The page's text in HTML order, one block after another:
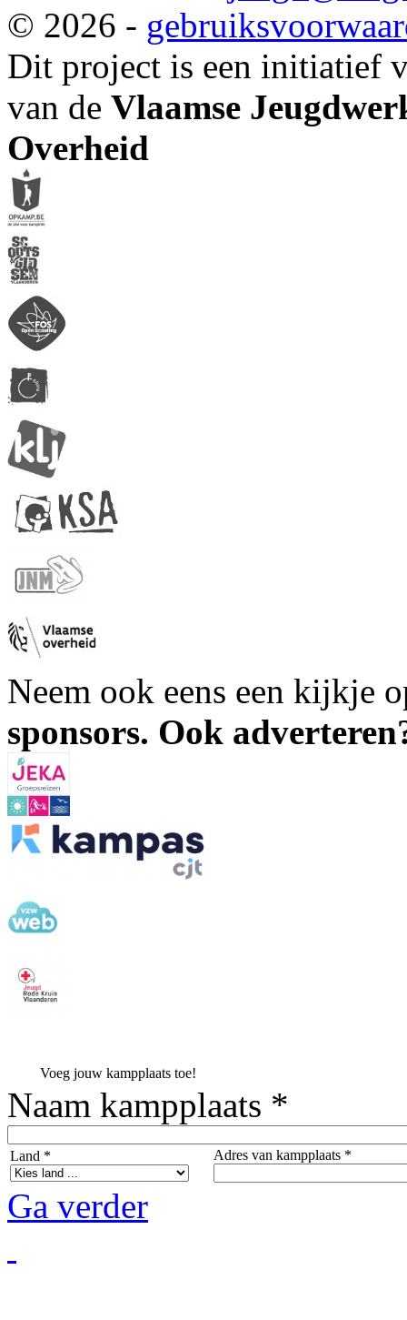
© 2026 -
Dit project is een initiatief
van de Vlaamse
Overheid
Neem ook eens een kijkje
sponsors. Ook
Voeg jouw kampplaats toe!
Naam kampplaats *
Land * Adres van kampplaats *
Ga verder